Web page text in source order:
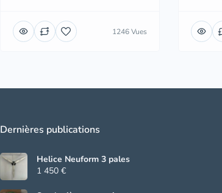
1246 Vues
Dernières publications
Helice Neuform 3 pales
1 450 €